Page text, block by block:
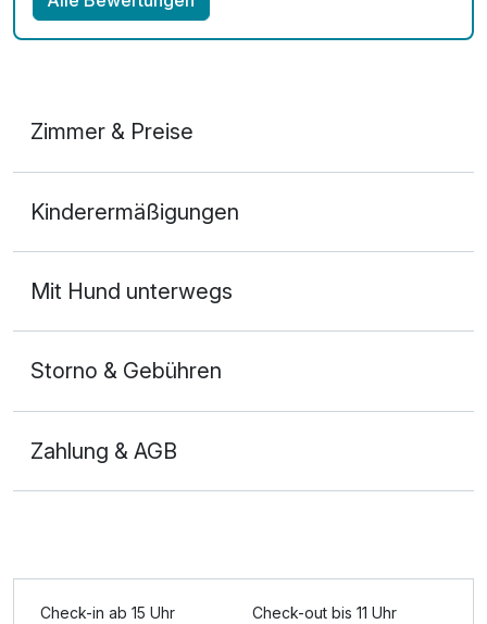
Zimmer & Preise
2 Erwachsene
Kinderermäßigungen
Mit Hund unterwegs
Storno & Gebühren
Zahlung & AGB
Check-in ab 15 Uhr Check-out bis 11 Uhr